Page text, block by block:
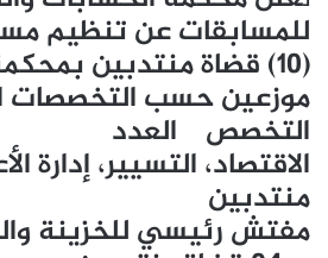
للمسابقات عن تنظيم
(10) قضاة منتدبين
موزعين حسب التخصصات
التخصص العدد
منتدبين
مفتش رئيسي للخزينة